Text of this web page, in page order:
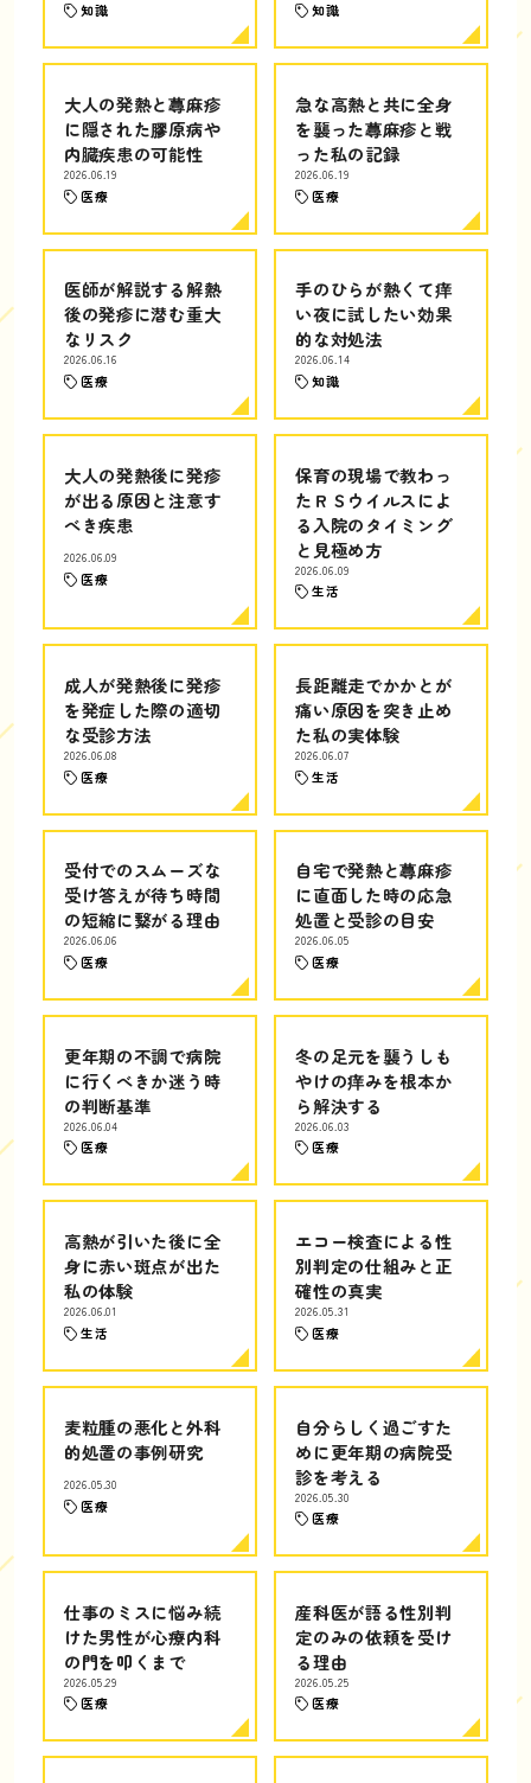
知識 知識
大人の発熱と蕁麻疹
に隠された膠原病や
内臓疾患の可能性
2026.06.19
医療
急な高熱と共に全身
を襲った蕁麻疹と戦
った私の記録
2026.06.19
医療
医師が解説する解熱
後の発疹に潜む重大
なリスク
2026.06.16
医療
手のひらが熱くて痒
い夜に試したい効果
的な対処法
2026.06.14
知識
大人の発熱後に発疹
が出る原因と注意す
べき疾患
2026.06.09
医療
保育の現場で教わっ
たＲＳウイルスによ
る入院のタイミング
と見極め方
2026.06.09
生活
成人が発熱後に発疹
を発症した際の適切
な受診方法
2026.06.08
医療
長距離走でかかとが
痛い原因を突き止め
た私の実体験
2026.06.07
生活
受付でのスムーズな
受け答えが待ち時間
の短縮に繋がる理由
2026.06.06
医療
自宅で発熱と蕁麻疹
に直面した時の応急
処置と受診の目安
2026.06.05
医療
更年期の不調で病院
に行くべきか迷う時
の判断基準
2026.06.04
医療
冬の足元を襲うしも
やけの痒みを根本か
ら解決する
2026.06.03
医療
高熱が引いた後に全
身に赤い斑点が出た
私の体験
2026.06.01
生活
エコー検査による性
別判定の仕組みと正
確性の真実
2026.05.31
医療
麦粒腫の悪化と外科
的処置の事例研究
2026.05.30
医療
自分らしく過ごすた
めに更年期の病院受
診を考える
2026.05.30
医療
仕事のミスに悩み続
けた男性が心療内科
の門を叩くまで
2026.05.29
医療
産科医が語る性別判
定のみの依頼を受け
る理由
2026.05.25
医療